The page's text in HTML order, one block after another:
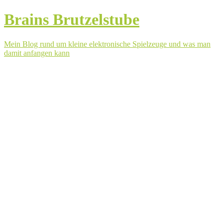
Brains Brutzelstube
Mein Blog rund um kleine elektronische Spielzeuge und was man
damit anfangen kann